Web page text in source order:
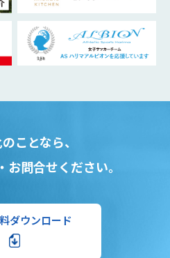
ことなら、
問合せください。
ダウンロード